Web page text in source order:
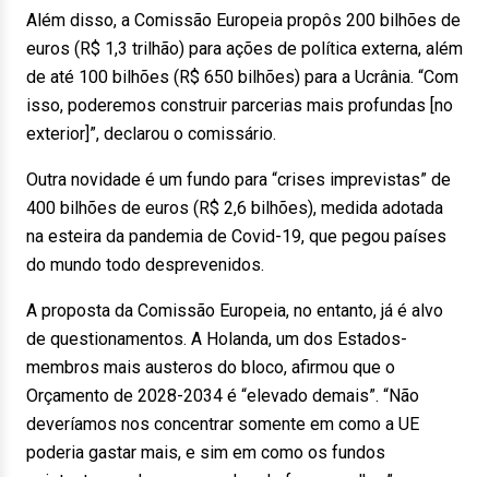
Além disso, a Comissão Europeia propôs 200 bilhões de
euros (R$ 1,3 trilhão) para ações de política externa, além
de até 100 bilhões (R$ 650 bilhões) para a Ucrânia. “Com
isso, poderemos construir parcerias mais profundas [no
exterior]”, declarou o comissário.
Outra novidade é um fundo para “crises imprevistas” de
400 bilhões de euros (R$ 2,6 bilhões), medida adotada
na esteira da pandemia de Covid-19, que pegou países
do mundo todo desprevenidos.
A proposta da Comissão Europeia, no entanto, já é alvo
de questionamentos. A Holanda, um dos Estados-
membros mais austeros do bloco, afirmou que o
Orçamento de 2028-2034 é “elevado demais”. “Não
deveríamos nos concentrar somente em como a UE
poderia gastar mais, e sim em como os fundos